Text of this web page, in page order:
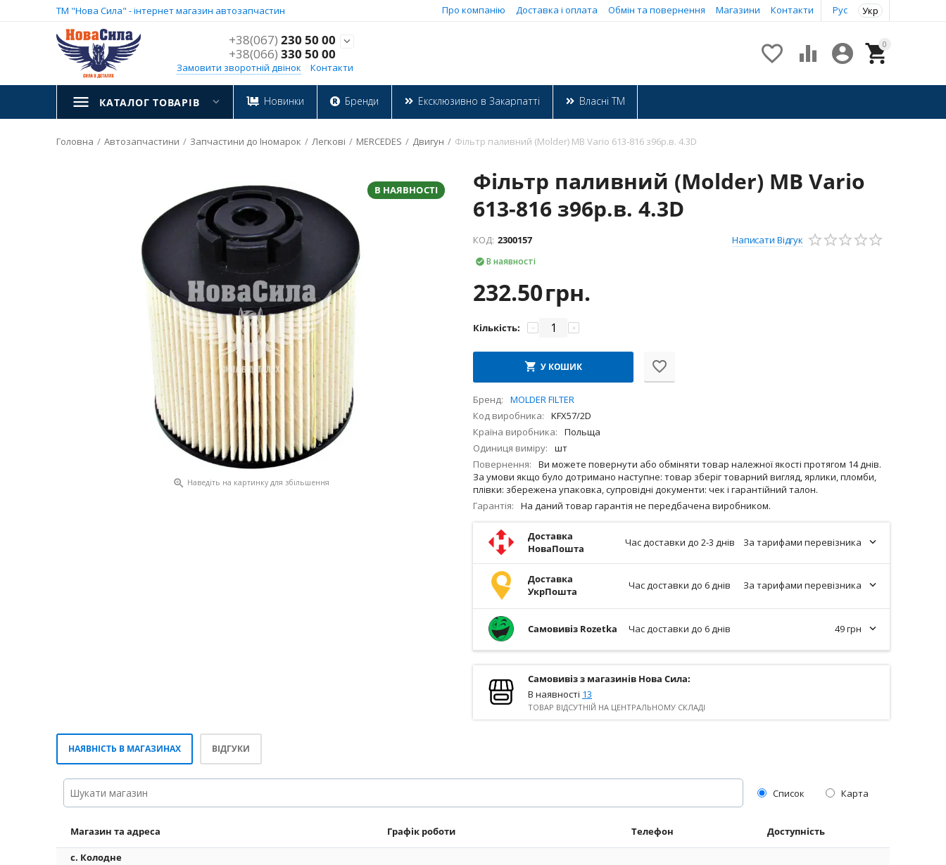
ТМ "Нова Сила" - інтернет магазин автозапчастин Рус Укр
Про компанію Доставка і оплата Обмін та повернення Магазини Контакти
+38(067) 230 50 00
+38(066) 330 50 00

Замовити зворотній двінок Контакти
0


 
КАТАЛОГ ТОВАРІВ Новинки Бренди Ексклюзивно в Закарпатті Власні ТМ
Головна / Автозапчастини / Запчастини до Іномарок / Легкові / MERCEDES / Двигун / Фільтр паливний (Molder) MB Vario 613-816 з96р.в. 4.3D
В НАЯВНОСТІ
 Наведіть на картинку для збільшення
Фільтр паливний (Molder) MB Vario
613-816 з96р.в. 4.3D
КОД: 2300157 Написати Відгук
В наявності

232.50грн.
Кількість: +
−
У КОШИК
Бренд
MOLDER FILTER
Код виробника
KFX57/2D
Країна виробника
Польща
Одиниця виміру
шт
Повернення
Ви можете повернути або обміняти товар належної якості протягом 14 днів.
За умови якщо було дотримано наступне: товар зберіг товарний вигляд, ярлики, пломби,
плівки: збережена упаковка, супровідні документи: чек і гарантійний талон.
Гарантія
На даний товар гарантія не передбачена виробником.
Доставка
НоваПошта
Час доставки до 2-3 днів За тарифами перевізника
Доставка
УкрПошта
Час доставки до 6 днів За тарифами перевізника
Самовивіз Rozetka Час доставки до 6 днів 49 грн
Самовивіз з магазинів Нова Сила:
В наявності 13
ТОВАР ВІДСУТНІЙ НА ЦЕНТРАЛЬНОМУ СКЛАДІ
НАЯВНІСТЬ В МАГАЗИНАХ ВІДГУКИ
Список Карта
Магазин та адреса Графік роботи Телефон Доступність
с. Колодне